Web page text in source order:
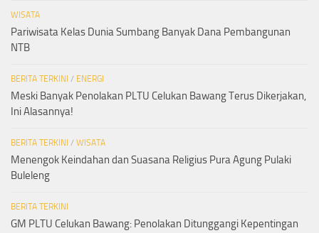
WISATA
Pariwisata Kelas Dunia Sumbang Banyak Dana Pembangunan
NTB
BERITA TERKINI / ENERGI
Meski Banyak Penolakan PLTU Celukan Bawang Terus Dikerjakan,
Ini Alasannya!
BERITA TERKINI / WISATA
Menengok Keindahan dan Suasana Religius Pura Agung Pulaki
Buleleng
BERITA TERKINI
GM PLTU Celukan Bawang: Penolakan Ditunggangi Kepentingan